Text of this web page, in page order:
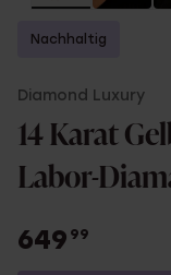
Nachhaltig
Diamond Luxury
14 Karat
Labor-
649 99